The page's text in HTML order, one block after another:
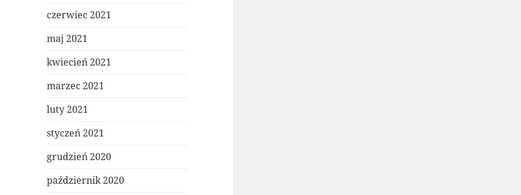
czerwiec 2021
maj 2021
kwiecień 2021
marzec 2021
luty 2021
styczeń 2021
grudzień 2020
październik 2020